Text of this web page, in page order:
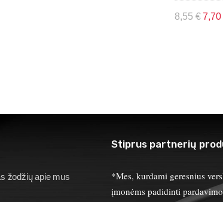
8,55€ 7,70
žodžių apie mus
Stiprus partnerių
*Mes, kurdami geresnius
įmonėms padidinti